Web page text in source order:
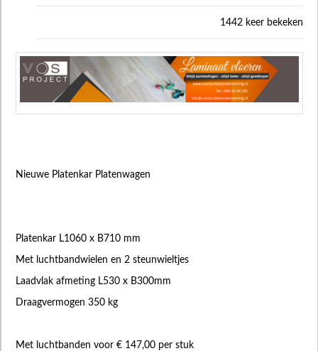
1442 keer bekeken
Nieuwe Platenkar Platenwagen
Platenkar L1060 x B710 mm
Met luchtbandwielen en 2 steunwieltjes
Laadvlak afmeting L530 x B300mm
Draagvermogen 350 kg
Met luchtbanden voor € 147,00 per stuk